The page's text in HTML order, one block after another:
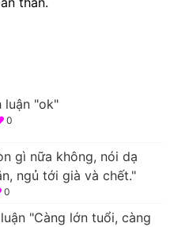
luận "ok"
0
gì nữa không, nói dạ
ngủ tới già và chết."
0
"Càng lớn tuổi, càng